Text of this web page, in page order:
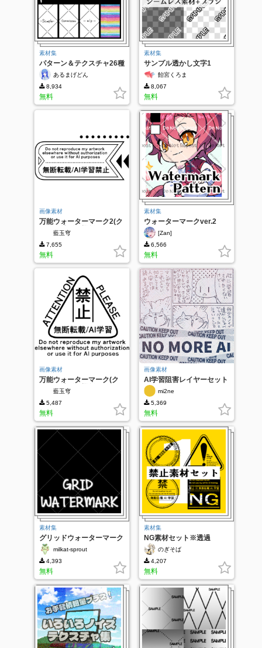
素材集
パターン＆テクスチャ26種
あるまげどん
8,934
無料
素材集
サンプル透かし文字1
飴宮くろま
8,067
無料
画像素材
万能ウォーターマーク2(ク
リスタ特別仕様版)
藍玉穹
7,655
無料
素材集
ウォーターマークver.2
[Zan]
6,566
無料
画像素材
万能ウォーターマーク(ク
リスタ特別仕様版)
藍玉穹
5,487
無料
画像素材
AI学習阻害レイヤーセット
（漫画向け）
mi2ne
5,369
無料
素材集
グリッドウォーターマーク
milkat-sprout
4,393
無料
素材集
NG素材セット※透過
のぎそば
4,207
無料